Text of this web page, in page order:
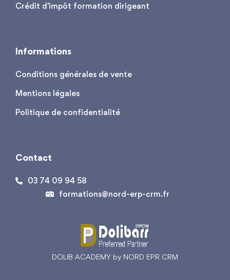
Crédit d'impôt formation dirigeant
Informations
Conditions générales de vente
Mentions légales
Politique de confidentialité
Contact
03 74 09 94 58
formations@nord-erp-crm.fr
DOLIB ACADEMY by NORD EPR CRM